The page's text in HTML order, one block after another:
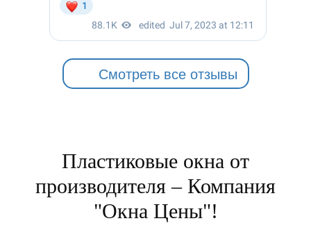
Смотреть все отзывы
Пластиковые окна от
производителя – Компания
"Окна Цены"!